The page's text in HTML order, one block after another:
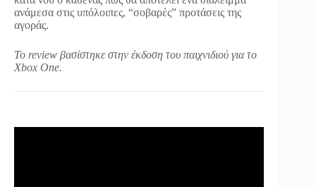
ανάμεσα στις υπόλοιπες, “σοβαρές” προτάσεις της
αγοράς.
To review βασίστηκε στην έκδοση του παιχνιδιού για το
Xbox One.